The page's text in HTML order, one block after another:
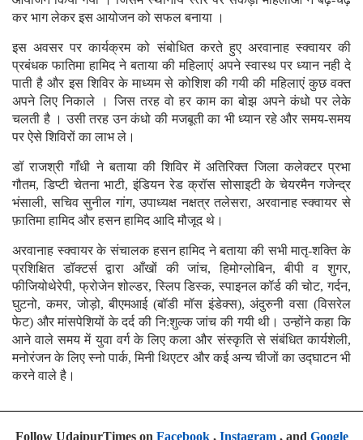
कर भाग लेकर इस आयोजन को सफल बनाया ।
इस अवसर पर कार्यक्रम को संबोधित करते हुए अरवानाह स्क्वायर की
प्रबंधक फातिमा हामिद ने बताया की महिलाएं अपने स्वास्थ पर ध्यान नही दे
पाती है और इस शिविर के माध्यम से कोशिश की गयी की महिलाएं कुछ वक्त
अपने लिए निकाले । जिस तरह वो हर काम का बोझ अपने कंधो पर लेके
चलती है । उसी तरह उन कंधो की मजबूती का भी ध्यान रहे और समय-समय
पर ऐसे शिविरों का लाभ ले।
डॉ राजश्री गाँधी ने बताया की शिविर में अतिरिक्त जिला कलेक्टर प्रभा
गौतम, डिप्टी चेतना भाटी, इंडियन रेड क्रॉस सोसाइटी के चेयरमैन गजेन्द्र
भंसाली, सचिव सुनील गांग, उपाध्यक्ष नक्षत्र तलेसरा, अरवानाह स्क्वायर से
फ़ातिमा हामिद और हसन हामिद आदि मौजूद थे।
अरवानाह स्क्वायर के संचालक हसन हामिद ने बताया की सभी मातृ-शक्ति के
प्रशिक्षित डॉक्टर्स द्वारा आँखों की जांच, हिमोग्लोबिन, बीपी व शुगर,
फीजियोथेरेपी, फ्रोजेन शोल्डर, स्लिप डिस्क, स्पाइनल कॉर्ड की चोट, गर्दन,
घुटनो, कमर, जोड़ो, बीएमआई (बॉडी मॉस इंडेक्स), अंदुरुनी वसा (विसरेल
फेट) और मांसपेशियों के दर्द की नि:शुल्क जांच की गयी थी। उन्होंने कहा कि
आने वाले समय में युवा वर्ग के लिए कला और संस्कृति से संबंधित कार्यशेली,
मनोरंजन के लिए स्नो पार्क, मिनी थिएटर और कई अन्य चीजों का उद्घाटन भी
करने वाले है।
Follow UdaipurTimes on Facebook, Instagram, and Google